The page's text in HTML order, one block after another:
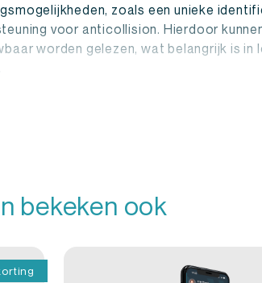
zoals een unieke
voor anticollision. Hierdoor
worden gelezen, wat belangrijk is in
ICODE SLIX2 50x50mm is een
bekeken ook